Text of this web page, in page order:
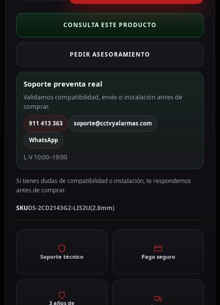
IP
PRO
color
MP,
2.8
mm,
PoE
DS-
2CD2143G2-
LIS2U(2.8mm)
cantidad
CONSULTA ESTE PRODUCTO
PEDIR ASESORAMIENTO
Soporte preventa real
Validamos compatibilidad, envío o instalación antes de
comprar.
911 413 363 soporte@cctvyalarmas.com
WhatsApp
L-V 10:00–19:00
Si tienes dudas de compatibilidad o instalación, te respondemos
antes de comprar.
SKUDS-2CD2143G2-LIS2U(2.8mm)
Soporte técnico Pago seguro
3 años de